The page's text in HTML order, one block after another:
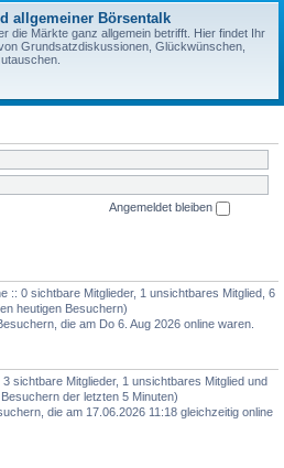
allgemeiner Börsentalk
die Märkte ganz allgemein betrifft. Hier findet Ihr
Grundsatzdiskussionen, Glückwünschen,
Angemeldet bleiben
:: 0 sichtbare Mitglieder, 1 unsichtbares Mitglied, 6
heutigen Besuchern)
die am Do 6. Aug 2026 online waren.
sichtbare Mitglieder, 1 unsichtbares Mitglied und
der letzten 5 Minuten)
die am 17.06.2026 11:18 gleichzeitig online